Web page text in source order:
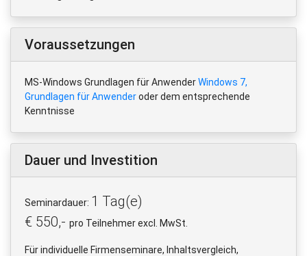
Voraussetzungen
MS-Windows Grundlagen für AnwenderWindows 7,
Grundlagen für Anwenderoder dem entsprechende
Kenntnisse
Dauer und Investition
Seminardauer: 1 Tag(e)
€ 550,- pro Teilnehmer excl. MwSt.
Für individuelle Firmenseminare, Inhaltsvergleich,